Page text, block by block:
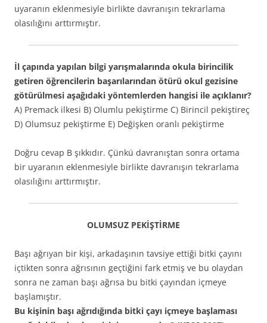
uyaranın eklenmesiyle birlikte davranışın tekrarlama
olasılığını arttırmıştır.
İl çapında yapılan bilgi yarışmalarında okula birincilik
getiren öğrencilerin başarılarından ötürü okul gezisine
götürülmesi aşağıdaki yöntemlerden hangisi ile açıklanır?
A) Premack ilkesi B) Olumlu pekiştirme C) Birincil pekiştireç
D) Olumsuz pekiştirme E) Değişken oranlı pekiştirme
Doğru cevap B şıkkıdır. Çünkü davranıştan sonra ortama
bir uyaranın eklenmesiyle birlikte davranışın tekrarlama
olasılığını arttırmıştır.
OLUMSUZ PEKİŞTİRME
Başı ağrıyan bir kişi, arkadaşının tavsiye ettiği bitki çayını
içtikten sonra ağrısının geçtiğini fark etmiş ve bu olaydan
sonra ne zaman başı ağrısa bu bitki çayından içmeye
başlamıştır.
Bu kişinin başı ağrıdığında bitki çayı içmeye başlaması